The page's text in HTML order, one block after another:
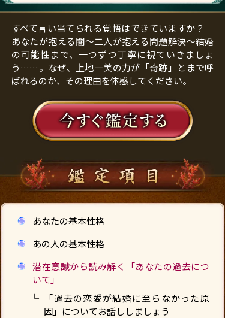
すべて言い当てられる覚悟はできていますか？
あなたが抱える闇〜二人が抱える問題解決〜結婚
の可能性まで、一つずつ丁寧に視ていきましょ
う……。なぜ、上地一美の力が「奇跡」とまで呼
ばれるのか、その理由を体感してください。
あなたの基本性格
あの人の基本性格
潜在意識から読み解く「あなたの過去につ
いて」
「過去の恋愛が結婚に至らなかった原
因」についてお話ししましょう